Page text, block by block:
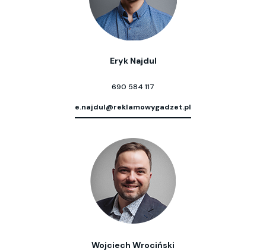
Eryk Najdul
690 584 117
e.najdul@reklamowygadzet.pl
Wojciech Wrociński